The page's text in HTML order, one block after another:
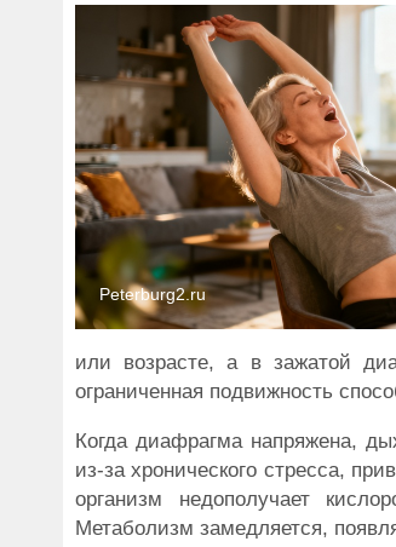
Peterburg2.ru
или возрасте, а в зажатой
ограниченная подвижность
Когда диафрагма напряжена,
из-за хронического стресса,
организм недополучает
Метаболизм замедляется,